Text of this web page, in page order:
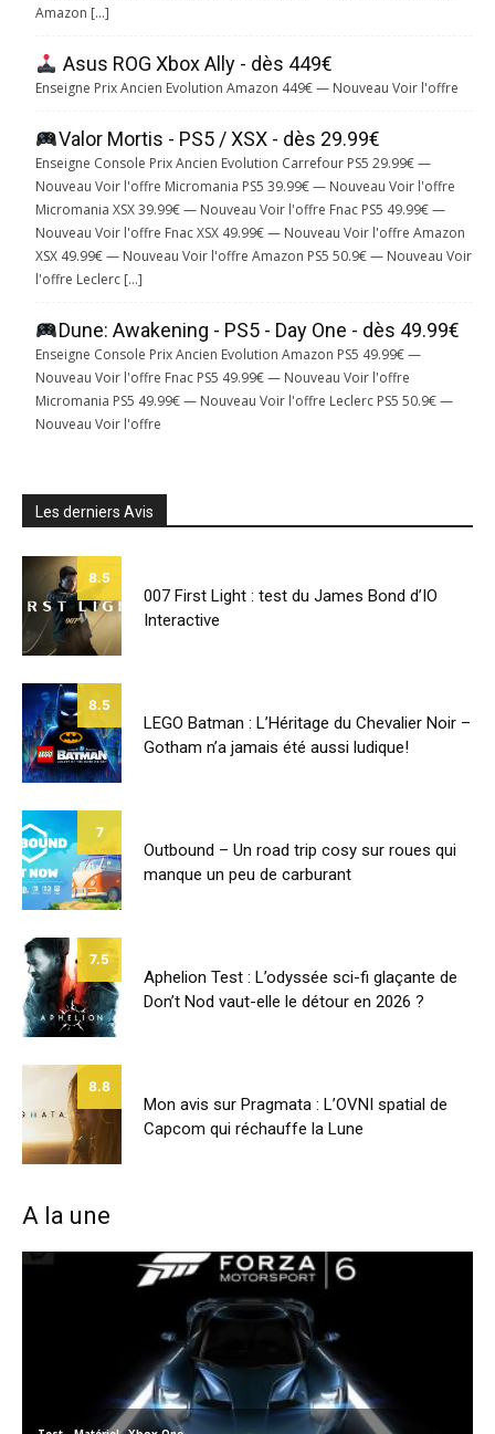
Amazon […]
Asus ROG Xbox Ally - dès 449€
Enseigne Prix Ancien Evolution Amazon 449€ — Nouveau Voir l'offre
Valor Mortis - PS5 / XSX - dès 29.99€
Enseigne Console Prix Ancien Evolution Carrefour PS5 29.99€ —
Nouveau Voir l'offre Micromania PS5 39.99€ — Nouveau Voir l'offre
Micromania XSX 39.99€ — Nouveau Voir l'offre Fnac PS5 49.99€ —
Nouveau Voir l'offre Fnac XSX 49.99€ — Nouveau Voir l'offre Amazon
XSX 49.99€ — Nouveau Voir l'offre Amazon PS5 50.9€ — Nouveau Voir
l'offre Leclerc […]
Dune: Awakening - PS5 - Day One - dès 49.99€
Enseigne Console Prix Ancien Evolution Amazon PS5 49.99€ —
Nouveau Voir l'offre Fnac PS5 49.99€ — Nouveau Voir l'offre
Micromania PS5 49.99€ — Nouveau Voir l'offre Leclerc PS5 50.9€ —
Nouveau Voir l'offre
Les derniers Avis
8.5
007 First Light : test du James Bond d’IO
Interactive
8.5
LEGO Batman : L’Héritage du Chevalier Noir –
Gotham n’a jamais été aussi ludique!
7
Outbound – Un road trip cosy sur roues qui
manque un peu de carburant
7.5
Aphelion Test : L’odyssée sci-fi glaçante de
Don’t Nod vaut-elle le détour en 2026 ?
8.8
Mon avis sur Pragmata : L’OVNI spatial de
Capcom qui réchauffe la Lune
A la une